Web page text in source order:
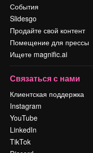
События
Slidesgo
Продайте свой контент
Помещение для прессы
Ищете magnific.ai
Связаться с нами
Клиентская поддержка
Instagram
YouTube
LinkedIn
TikTok